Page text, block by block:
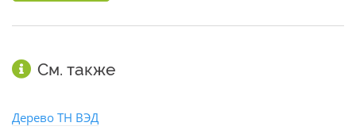
См. также
Дерево ТН ВЭД